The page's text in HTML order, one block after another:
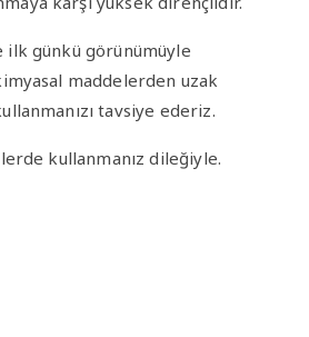
ilk günkü görünümüyle
maddelerden uzak
tavsiye ederiz.
kullanmanız dileğiyle.